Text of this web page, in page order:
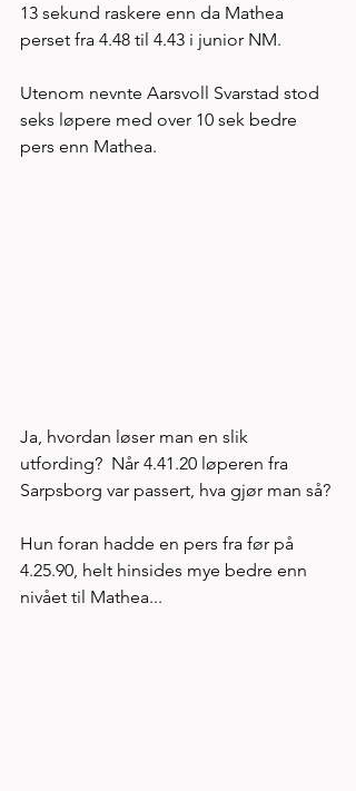
13 sekund raskere enn da Mathea
perset fra 4.48 til 4.43 i junior NM.
Utenom nevnte Aarsvoll Svarstad stod
seks løpere med over 10 sek bedre
pers enn Mathea.
Ja, hvordan løser man en slik
utfording?  Når 4.41.20 løperen fra
Sarpsborg var passert, hva gjør man så?
Hun foran hadde en pers fra før på
4.25.90, helt hinsides mye bedre enn
nivået til Mathea...